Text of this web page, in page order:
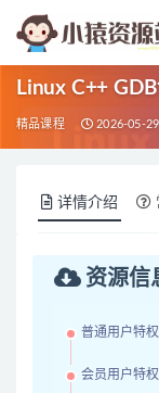
Linux C++
精品课程 2026-05-29
详情介绍
资源信
普通用户特权
会员用户特权